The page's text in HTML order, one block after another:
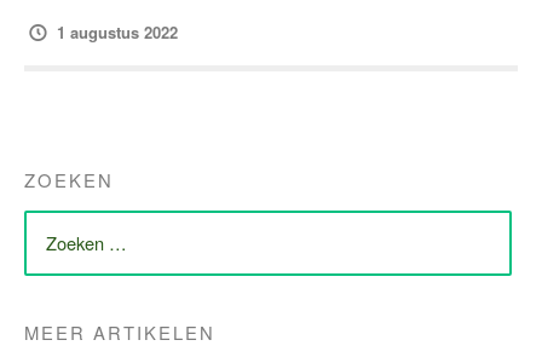
1 augustus 2022
ZOEKEN
ZOEK
NAAR:
MEER ARTIKELEN